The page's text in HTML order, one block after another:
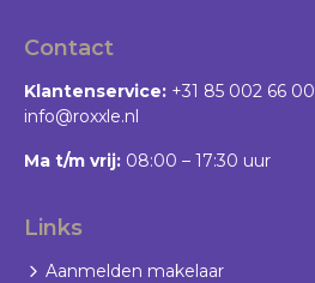
Contact
Klantenservice: +31 85 002 66 00
info@roxxle.nl
Ma t/m vrij: 08:00 – 17:30 uur
Links
Aanmelden makelaar